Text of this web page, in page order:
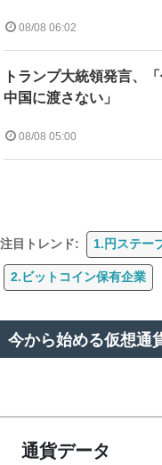
08/08 06:02
トランプ大統領発言、
中国に渡さない」
08/08 05:00
注目トレンド: 1.円ステー
2.ビットコイン保有企業
今から始める仮想通
通貨データ